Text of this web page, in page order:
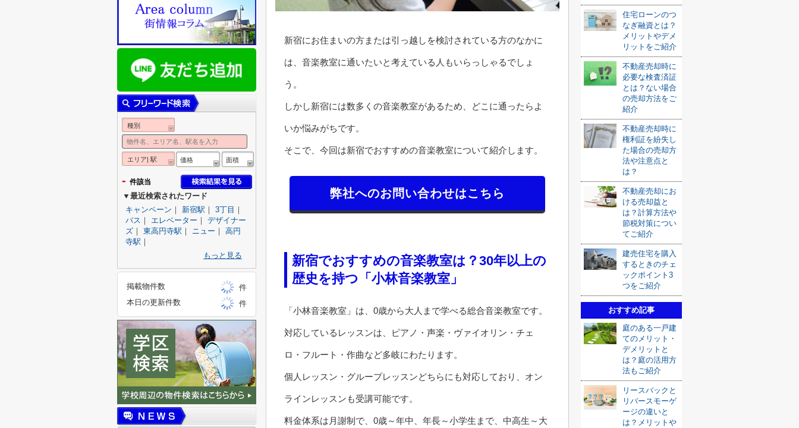
新宿にお住まいの方または引っ越しを検討されている方のなかに
は、音楽教室に通いたいと考えている人もいらっしゃるでしょ
う。
しかし新宿には数多くの音楽教室があるため、どこに通ったらよ
いか悩みがちです。
そこで、今回は新宿でおすすめの音楽教室について紹介します。
弊社へのお問い合わせはこちら
新宿でおすすめの音楽教室は？30年以上の
歴史を持つ「小林音楽教室」
「小林音楽教室」は、0歳から大人まで学べる総合音楽教室です。
対応しているレッスンは、ピアノ・声楽・ヴァイオリン・チェ
ロ・フルート・作曲など多岐にわたります。
個人レッスン・グループレッスンどちらにも対応しており、オン
ラインレッスンも受講可能です。
料金体系は月謝制で、0歳～年中、年長～小学生まで、中高生～大
住宅ローンのつ
なぎ融資とは？
メリットやデメ
リットをご紹介
不動産売却時に
必要な検査済証
とは？ない場合
の売却方法をご
紹介
不動産売却時に
権利証を紛失し
た場合の売却方
法や注意点と
は？
不動産売却にお
ける売却益と
は？計算方法や
節税対策につい
てご紹介
建売住宅を購入
するときのチェ
ックポイント3
つをご紹介
おすすめ記事
庭のある一戸建
てのメリット・
デメリットと
は？庭の活用方
法もご紹介
リースバックと
リバースモーゲ
ージの違いと
は？メリットや
種別
エリア| 駅 価格 面積
- 件該当
▼最近検索されたワード
キャンペーン ｜ 新宿駅 ｜ 3丁目 ｜
バス ｜ エレベーター ｜ デザイナー
ズ ｜ 東高円寺駅 ｜ ニュー ｜ 高円
寺駅 ｜
もっと見る
掲載物件数
件
本日の更新件数
件